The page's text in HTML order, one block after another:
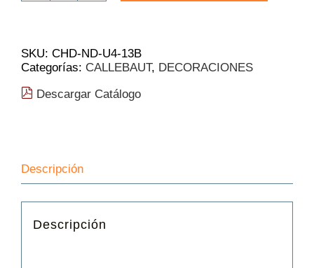
Caja
2
cantidad
SKU: CHD-ND-U4-13B
Categorías: CALLEBAUT, DECORACIONES
Descargar Catálogo
Descripción
Descripción